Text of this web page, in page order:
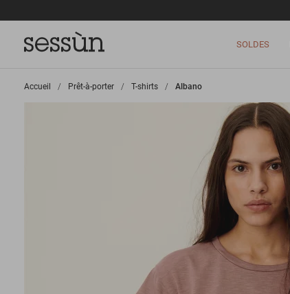
SOLDES
Accueil >
Prêt-à-porter >
T-shirts >
Albano